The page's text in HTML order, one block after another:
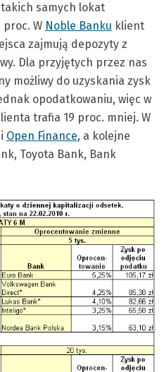
samych lokat
proc. W Noble Banku klient
zajmują depozyty z
Dla przyjętych przez nas
możliwy do uzyskania zysk
opodatkowaniu, więc w
trafia 19 proc. mniej. W
Open Finance, a kolejne
Toyota Bank, Bank